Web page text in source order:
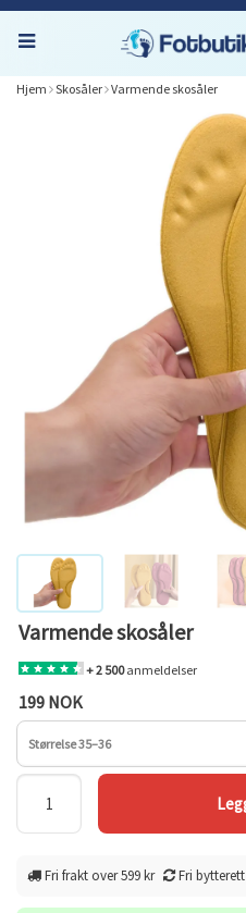
Hjem Skosåler Varmende skosåler
Varmende skosåler
+ 2 500anmeldelser
199 NOK
Størrelse 35–36
Fri frakt over 599 kr Fri bytterett